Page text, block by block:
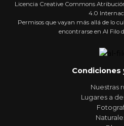
Licencia Creative Commons
4.0
Permisos que vayan más allá de lo
encontrarse en Al Filo
Condiciones
Nuestras
Lugares a